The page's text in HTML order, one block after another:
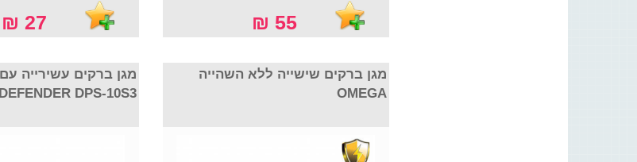
27 ₪ 55 ₪
DEFENDER DPS-10S3
מגן ברקים שישייה ללא השהייה
OMEGA